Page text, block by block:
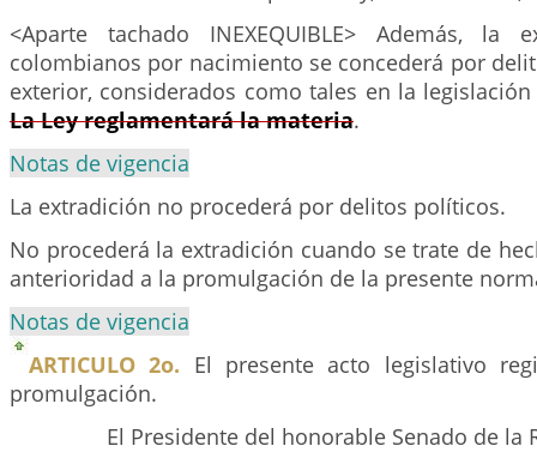
<Aparte tachado INEXEQUIBLE> Además, la
colombianos por nacimiento se concederá por
exterior, considerados como tales en la
La Ley reglamentará la materia.
Notas de vigencia
La extradición no procederá por delitos políticos.
No procederá la extradición cuando se trate de
anterioridad a la promulgación de la presente
Notas de vigencia
ARTICULO 2o. El presente acto legislativo
promulgación.
El Presidente del honorable Senado de la